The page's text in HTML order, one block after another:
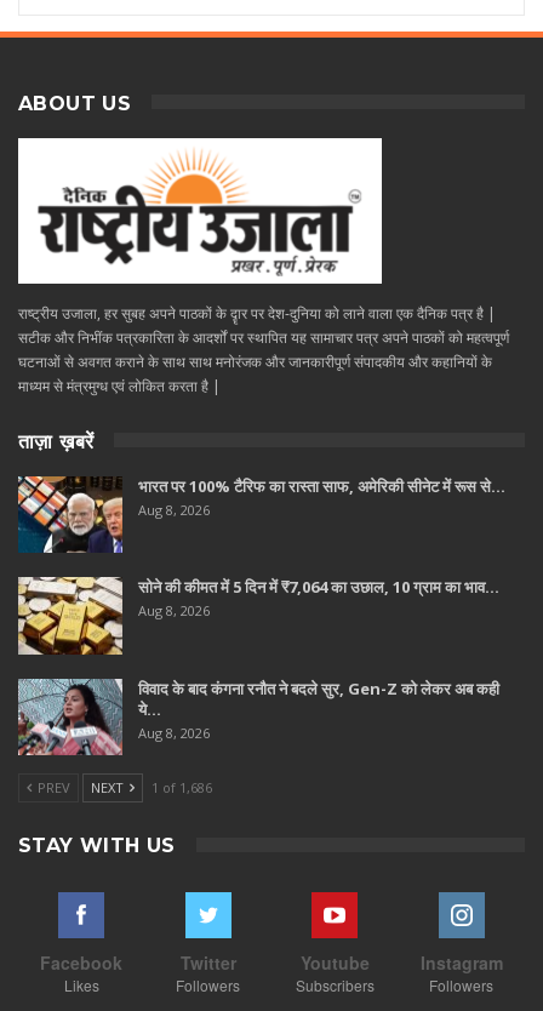
ABOUT US
राष्ट्रीय उजाला, हर सुबह अपने पाठकों के दॄार पर देश-दुनिया को लाने वाला एक दैनिक पत्र है |
सटीक और निभींक पत्रकारिता के आदर्शों पर स्थापित यह सामाचार पत्र अपने पाठकों को महत्वपूर्ण
घटनाओं से अवगत कराने के साथ साथ मनोरंजक और जानकारीपूर्ण संपादकीय और कहानियों के
माध्यम से मंत्रमुग्ध एवं लोकित करता है |
ताज़ा ख़बरें
भारत पर 100% टैरिफ का रास्ता साफ, अमेरिकी सीनेट में रूस से…
Aug 8, 2026
सोने की कीमत में 5 दिन में ₹7,064 का उछाल, 10 ग्राम का भाव…
Aug 8, 2026
विवाद के बाद कंगना रनौत ने बदले सुर, Gen-Z को लेकर अब कही
ये…
Aug 8, 2026
PREV NEXT 1 of 1,686
STAY WITH US
Facebook
Likes
Twitter
Followers
Youtube
Subscribers
Instagram
Followers